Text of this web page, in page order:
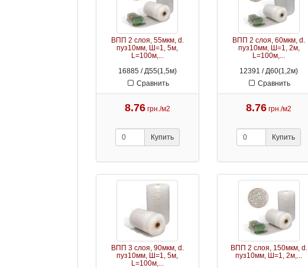
ВПП 2 слоя, 55мкм, d.
пуз10мм, Ш=1, 5м,
L=100м,...
16885 / Д55(1,5м)
Сравнить
8.76 грн./м2
Купить
ВПП 2 слоя, 60мкм, d.
пуз10мм, Ш=1, 2м,
L=100м,...
12391 / Д60(1,2м)
Сравнить
8.76 грн./м2
Купить
ВПП 3 слоя, 90мкм, d.
пуз10мм, Ш=1, 5м,
L=100м,...
ВПП 2 слоя, 150мкм, d.
пуз10мм, Ш=1, 2м,...